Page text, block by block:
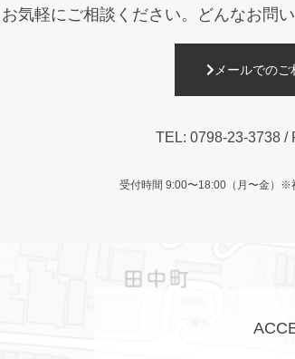
お気軽にご相談ください。 どんなお問
メールでの
TEL: 0798-23-3738 /
受付時間 9:00〜18:00（月〜金） ※